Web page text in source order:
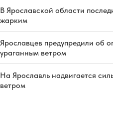
В Ярославской области
жарким
Ярославцев предупредили об
ураганным ветром
На Ярославль надвигается
ветром